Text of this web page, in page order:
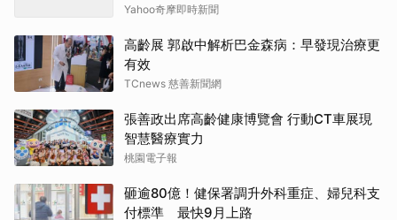
Yahoo奇摩即時新聞
高齡展 郭啟中解析巴金森病：早發現治療更
有效
TCnews 慈善新聞網
張善政出席高齡健康博覽會 行動CT車展現
智慧醫療實力
桃園電子報
砸逾80億！健保署調升外科重症、婦兒科支
付標準 最快9月上路